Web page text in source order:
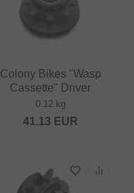
Colony Bikes "Wasp
Cassette" Driver
0.12 kg
41.13 EUR